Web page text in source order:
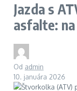
Jazda s
asfalte:
Od admin
10. januára 2026